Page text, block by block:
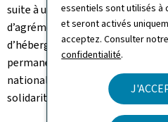
essentiels sont utilisés à
et seront activés
acceptez. Consulter
confidentialité.
suite à une catastrophe
d’agréments et de conventions
d’hébergement d’urgence
permanent d’encadrement
national de solidarité –
solidarité – Office national